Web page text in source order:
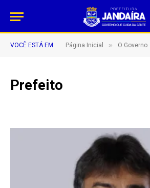
VOCÊ ESTÁ EM: Página Inicial » O Governo
Prefeito